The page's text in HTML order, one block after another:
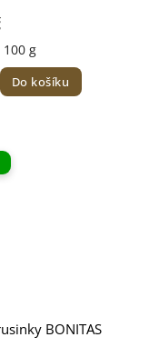
100 g
Do košíku
BONITAS